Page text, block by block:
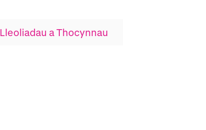
Lleoliadau a Thocynnau